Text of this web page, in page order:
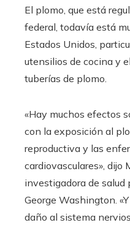
El plomo, que está
federal, todavía está
Estados Unidos,
utensilios de cocina y
tuberías de plomo.
«Hay muchos efectos
con la exposición al
reproductiva y las
cardiovasculares», dijo
investigadora de salud
George Washington.
daño al sistema